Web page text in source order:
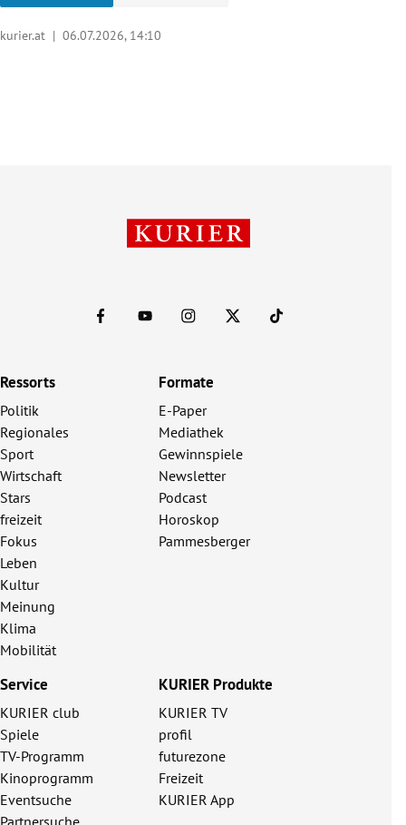
kurier.at | 06.07.2026, 14:10
Ressorts
Politik
Regionales
Sport
Wirtschaft
Stars
freizeit
Fokus
Leben
Kultur
Meinung
Klima
Mobilität
Formate
E-Paper
Mediathek
Gewinnspiele
Newsletter
Podcast
Horoskop
Pammesberger
Service
KURIER club
Spiele
TV-Programm
Kinoprogramm
Eventsuche
Partnersuche
KURIER Produkte
KURIER TV
profil
futurezone
Freizeit
KURIER App